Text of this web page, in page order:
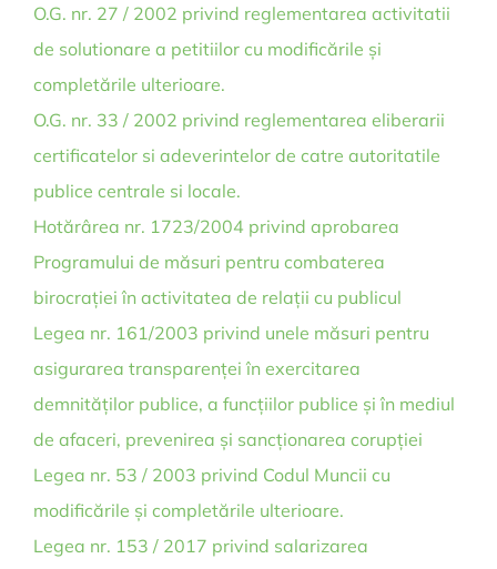
O.G. nr. 27 / 2002 privind reglementarea activitatii
de solutionare a petitiilor cu modificările și
completările ulterioare.
O.G. nr. 33 / 2002 privind reglementarea eliberarii
certificatelor si adeverintelor de catre autoritatile
publice centrale si locale.
Hotărârea nr. 1723/2004 privind aprobarea
Programului de măsuri pentru combaterea
birocrației în activitatea de relații cu publicul
Legea nr. 161/2003 privind unele măsuri pentru
asigurarea transparenței în exercitarea
demnităților publice, a funcțiilor publice și în mediul
de afaceri, prevenirea și sancționarea corupției
Legea nr. 53 / 2003 privind Codul Muncii cu
modificările și completările ulterioare.
Legea nr. 153 / 2017 privind salarizarea